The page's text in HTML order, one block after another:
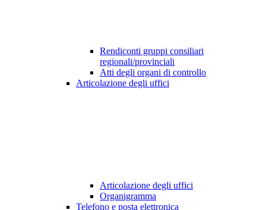
Rendiconti gruppi consiliari
regionali/provinciali
Atti degli organi di controllo
Articolazione degli uffici
Articolazione degli uffici
Organigramma
Telefono e posta elettronica